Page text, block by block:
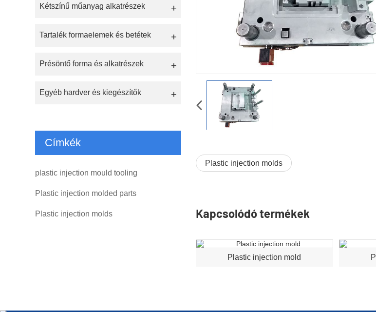
Plastic injection molds
Kapcsolódó termékek
Plastic injection mold
Kétszínű műanyag alkatrészek
Tartalék formaelemek és betétek
Présöntő forma és alkatrészek
Egyéb hardver és kiegészítők
Címkék
plastic injection mould tooling
Plastic injection molded parts
Plastic injection molds